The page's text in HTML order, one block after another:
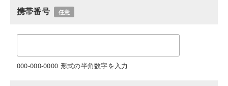
携帯番号 任意
000-000-0000 形式の半角数字を入力